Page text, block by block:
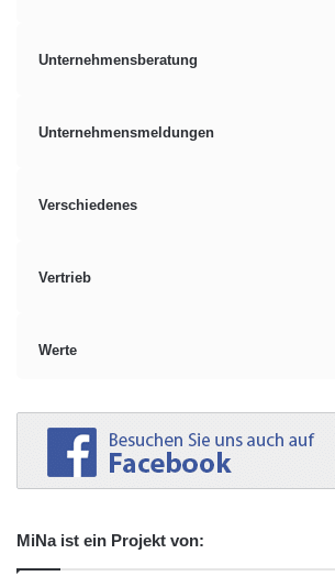
Unternehmensberatung
Unternehmensmeldungen
Verschiedenes
Vertrieb
Werte
MiNa ist ein Projekt von: